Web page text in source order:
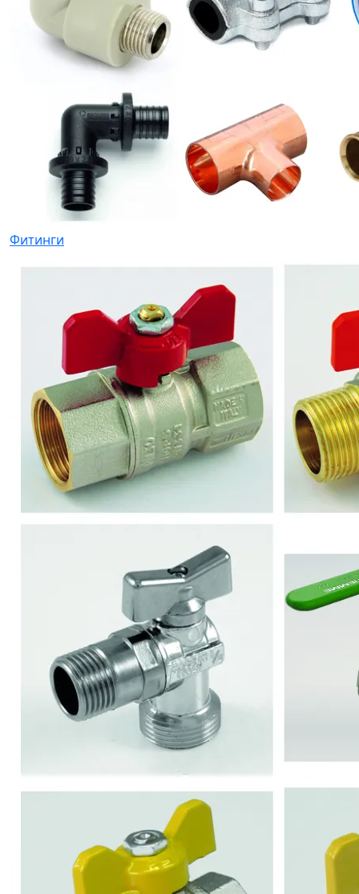
Фитинги